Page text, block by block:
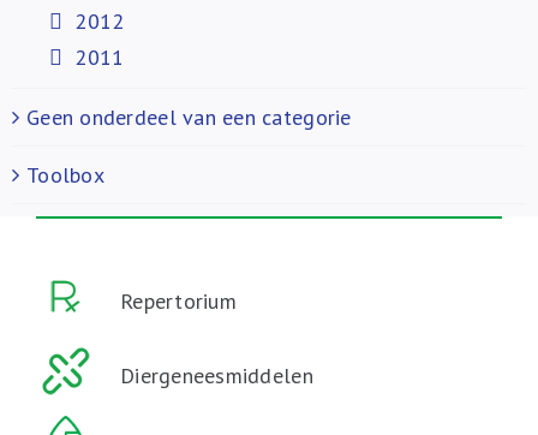
2012
2011
Geen onderdeel van een categorie
Toolbox
Repertorium
Diergeneesmiddelen